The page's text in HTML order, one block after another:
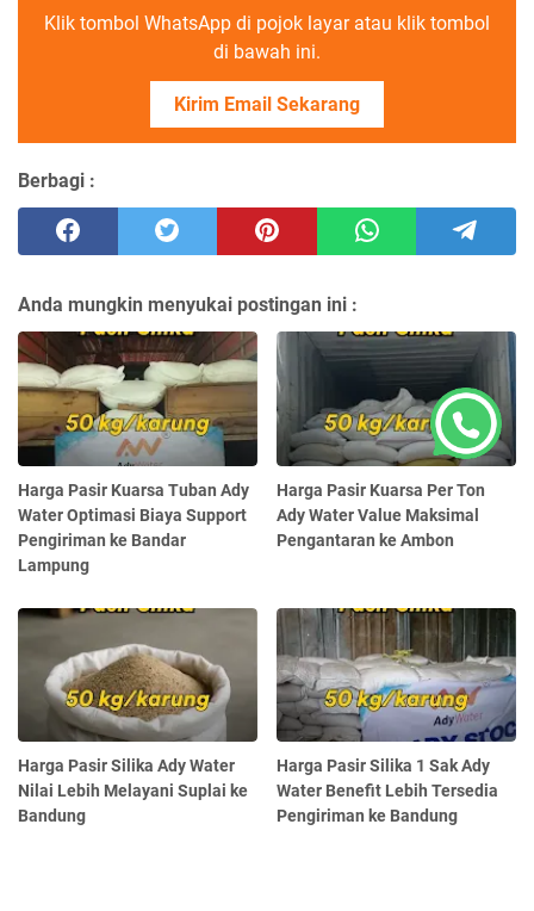
Klik tombol WhatsApp di pojok layar atau klik tombol
di bawah ini.
Kirim Email Sekarang
Berbagi :
Anda mungkin menyukai postingan ini :
Harga Pasir Kuarsa Tuban Ady
Water Optimasi Biaya Support
Pengiriman ke Bandar
Lampung
Harga Pasir Kuarsa Per Ton
Ady Water Value Maksimal
Pengantaran ke Ambon
Harga Pasir Silika Ady Water
Nilai Lebih Melayani Suplai ke
Bandung
Harga Pasir Silika 1 Sak Ady
Water Benefit Lebih Tersedia
Pengiriman ke Bandung